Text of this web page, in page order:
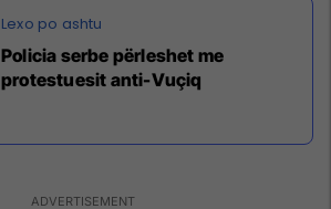
Policia serbe përleshet me
protestuesit anti-Vuçiq